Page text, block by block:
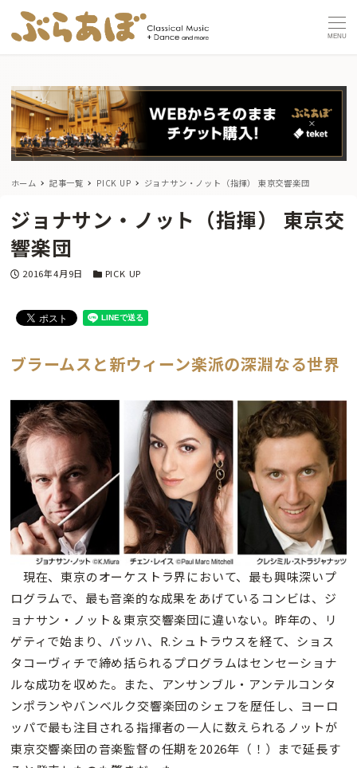
MENU
ホーム 記事一覧 PICK UP ジョナサン・ノット（指揮） 東京交響楽団
ジョナサン・ノット（指揮） 東京交
響楽団
投稿日
2016年4月9日 カテゴリー
PICK UP
ブラームスと新ウィーン楽派の深淵なる世界
現在、東京のオーケストラ界において、最も興味深いプ
ログラムで、最も音楽的な成果をあげているコンビは、ジ
ョナサン・ノット＆東京交響楽団に違いない。昨年の、リ
ゲティで始まり、バッハ、R.シュトラウスを経て、ショス
タコーヴィチで締め括られるプログラムはセンセーショナ
ルな成功を収めた。また、アンサンブル・アンテルコンタ
ンポランやバンベルク交響楽団のシェフを歴任し、ヨーロ
ッパで最も注目される指揮者の一人に数えられるノットが
東京交響楽団の音楽監督の任期を2026年（！）まで延長す